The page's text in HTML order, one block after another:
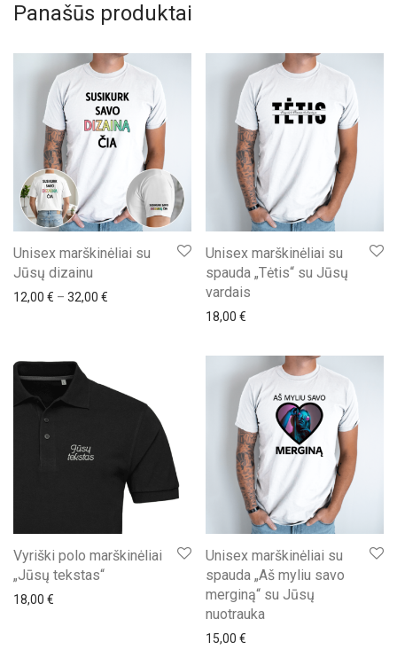
Panašūs produktai
Unisex marškinėliai su
Jūsų dizainu
12,00 € – 32,00 € Price range: 12,00 € through 32,00 €
Unisex marškinėliai su
spauda „Tėtis“ su Jūsų
vardais
18,00 €
Vyriški polo marškinėliai
„Jūsų tekstas“
18,00 €
Unisex marškinėliai su
spauda „Aš myliu savo
merginą“ su Jūsų
nuotrauka
15,00 €